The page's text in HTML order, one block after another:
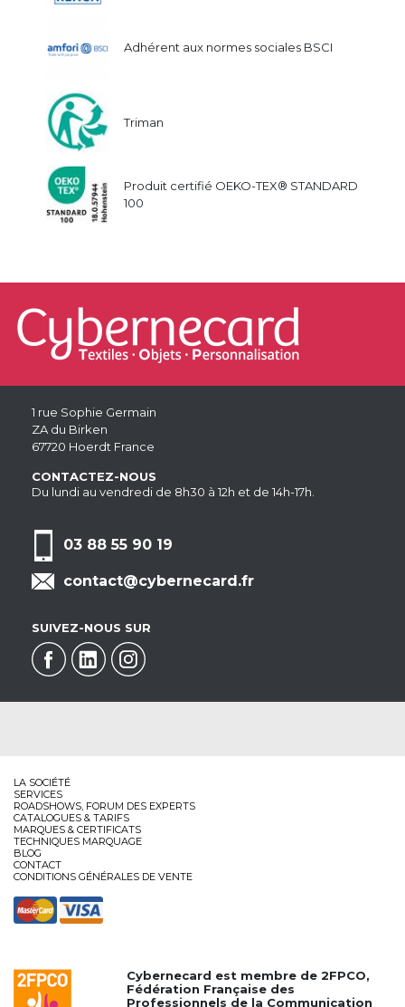
Adhérent aux normes sociales BSCI
Triman
Produit certifié OEKO-TEX® STANDARD
100
1 rue Sophie Germain
ZA du Birken
67720 Hoerdt France
CONTACTEZ-NOUS
Du lundi au vendredi de 8h30 à 12h et de 14h-17h.
03 88 55 90 19
contact@cybernecard.fr
SUIVEZ-NOUS SUR
LA SOCIÉTÉ
SERVICES
ROADSHOWS, FORUM DES EXPERTS
CATALOGUES & TARIFS
MARQUES & CERTIFICATS
TECHNIQUES MARQUAGE
BLOG
CONTACT
CONDITIONS GÉNÉRALES DE VENTE
Cybernecard est membre de2FPCO,
Fédération Française des
Professionnels de la Communication